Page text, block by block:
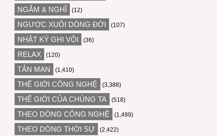
NGẪM & NGHĨ (12)
NGƯỢC XUÔI DÒNG ĐỜI (107)
NHẬT KÝ GHI VỘI (36)
RELAX (120)
TẢN MẠN (1,410)
THẾ GIỚI CÔNG NGHỆ (3,388)
THẾ GIỚI CỦA CHÚNG TA (518)
THEO DÒNG CÔNG NGHỆ (1,499)
THEO DÒNG THỜI SỰ (2,422)